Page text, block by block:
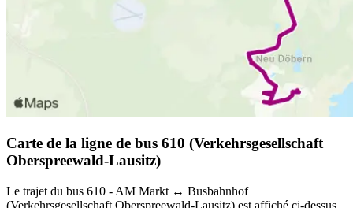
Carte de la ligne de bus 610 (Verkehrsgesellschaft
Oberspreewald-Lausitz)
Le trajet du bus 610 - AM Markt ↔︎ Busbahnhof
(Verkehrsgesellschaft Oberspreewald-Lausitz) est affiché ci-dessus.